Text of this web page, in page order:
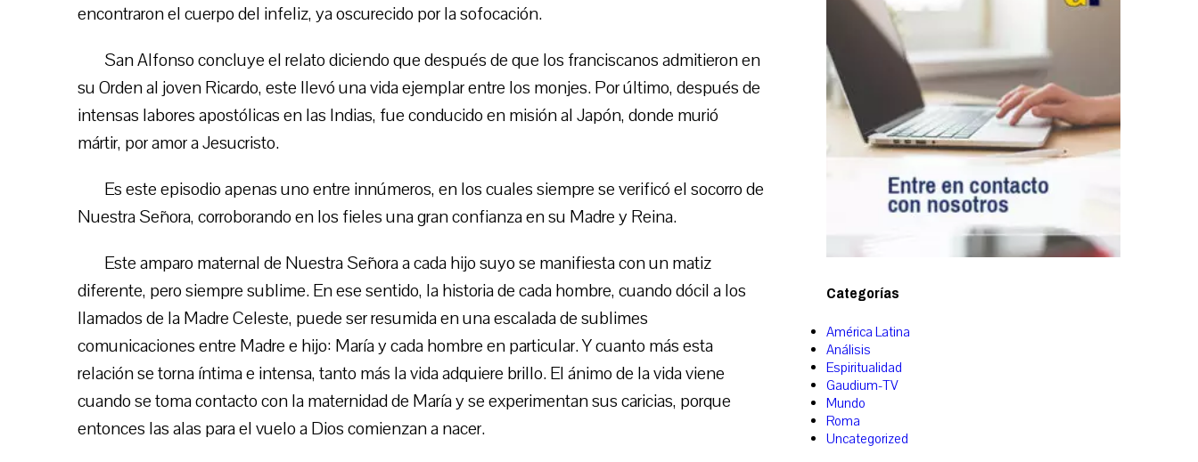
encontraron el cuerpo del infeliz, ya oscurecido por la sofocación.
San Alfonso concluye el relato diciendo que después de que los franciscanos admitieron en
su Orden al joven Ricardo, este llevó una vida ejemplar entre los monjes. Por último, después de
intensas labores apostólicas en las Indias, fue conducido en misión al Japón, donde murió
mártir, por amor a Jesucristo.
Es este episodio apenas uno entre innúmeros, en los cuales siempre se verificó el socorro de
Nuestra Señora, corroborando en los fieles una gran confianza en su Madre y Reina.
Este amparo maternal de Nuestra Señora a cada hijo suyo se manifiesta con un matiz
diferente, pero siempre sublime. En ese sentido, la historia de cada hombre, cuando dócil a los
llamados de la Madre Celeste, puede ser resumida en una escalada de sublimes
comunicaciones entre Madre e hijo: María y cada hombre en particular. Y cuanto más esta
relación se torna íntima e intensa, tanto más la vida adquiere brillo. El ánimo de la vida viene
cuando se toma contacto con la maternidad de María y se experimentan sus caricias, porque
entonces las alas para el vuelo a Dios comienzan a nacer.
Categorías
América Latina
Análisis
Espiritualidad
Gaudium-TV
Mundo
Roma
Uncategorized